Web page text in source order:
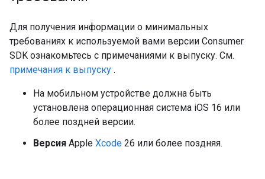
Для получения информации о минимальных
требованиях к используемой вами версии Consumer
SDK ознакомьтесь с примечаниями к выпуску. См.
примечания к выпуску .
На мобильном устройстве должна быть
установлена ​​операционная система iOS 16 или
более поздней версии.
Версия Apple Xcode 26 или более поздняя.